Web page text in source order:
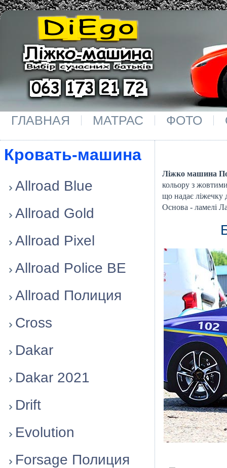
ГЛАВНАЯ МАТРАС ФОТО
Кровать-машина
Allroad Blue
Allroad Gold
Allroad Pixel
Allroad Police BE
Allroad Полиция
Cross
Dakar
Dakar 2021
Drift
Evolution
Forsage Полиция
Ліжко машина
кольору з
що надає ліжечку
Основа - ламелі